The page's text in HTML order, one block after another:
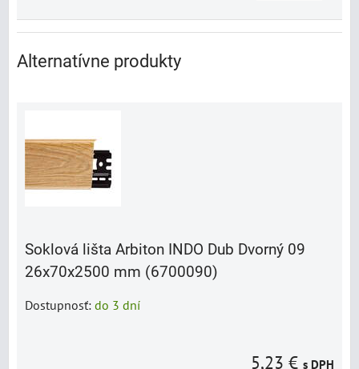
Alternatívne produkty
Soklová lišta Arbiton INDO Dub Dvorný 09
26x70x2500 mm (6700090)
Dostupnosť: do 3 dní
5,23 € s DPH